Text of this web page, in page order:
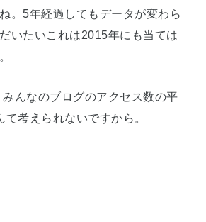
。5年経過してもデータが変わら
いたいこれは2015年にも当ては
んなのブログのアクセス数の平
考えられないですから。